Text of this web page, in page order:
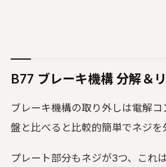
B77 ブレーキ機構 分解＆
ブレーキ機構の取り外しは電解
盤と比べると比較的簡単でネジを
プレート部分もネジが3つ、これ